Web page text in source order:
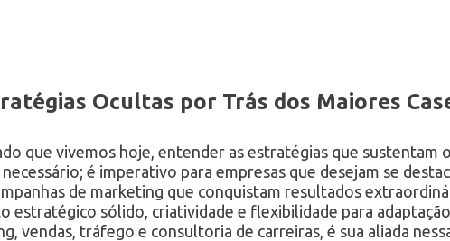
Ocultas por Trás dos Maiores
que vivemos hoje, entender as estratégias que sustentam
é imperativo para empresas que desejam se
de marketing que conquistam resultados
estratégico sólido, criatividade e flexibilidade para
vendas, tráfego e consultoria de carreiras, é sua aliada